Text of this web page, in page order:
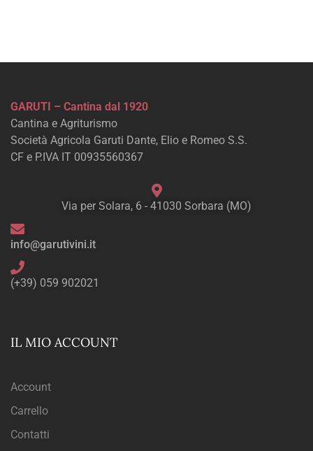
GARUTI – Cantina dal 1920
Cantina e Agriturismo
Società Agricola Garuti Dante, Elio e Romeo S.S.
CF e P.IVA IT 00935560367
Via per Solara, 6 - 41030 Sorbara (MO)
info@garutivini.it
(+39) 059 902021
IL MIO ACCOUNT
Account
Carrello
Contatti